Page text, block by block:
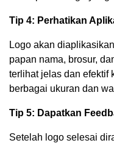
Tip 4: Perhatikan
Logo akan
papan nama, brosur,
terlihat jelas dan efektif
berbagai ukuran dan
Tip 5: Dapatkan
Setelah logo selesai